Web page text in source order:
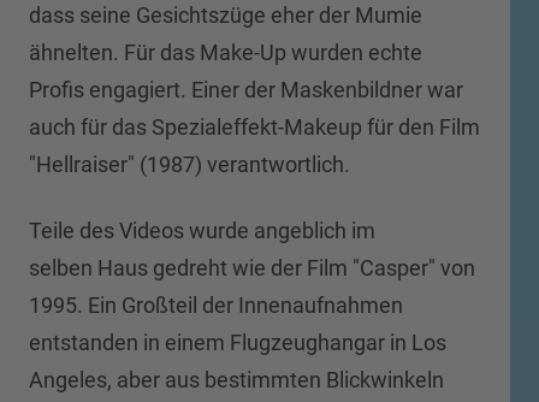
dass seine Gesichtszüge eher der Mumie
ähnelten. Für das Make-Up wurden echte
Profis engagiert. Einer der Maskenbildner war
auch für das Spezialeffekt-Makeup für den Film
"Hellraiser" (1987) verantwortlich.
Teile des Videos wurde angeblich im
selben Haus gedreht wie der Film "Casper" von
1995. Ein Großteil der Innenaufnahmen
entstanden in einem Flugzeughangar in Los
Angeles, aber aus bestimmten Blickwinkeln